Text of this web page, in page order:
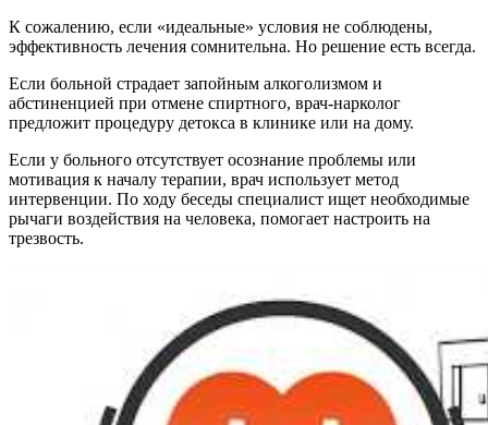
К сожалению, если «идеальные» условия не соблюдены,
эффективность лечения сомнительна. Но решение есть всегда.
Если больной страдает запойным алкоголизмом и
абстиненцией при отмене спиртного, врач-нарколог
предложит процедуру детокса в клинике или на дому.
Если у больного отсутствует осознание проблемы или
мотивация к началу терапии, врач использует метод
интервенции. По ходу беседы специалист ищет необходимые
рычаги воздействия на человека, помогает настроить на
трезвость.